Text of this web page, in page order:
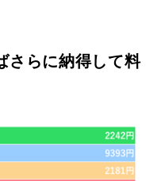
さらに納得して料